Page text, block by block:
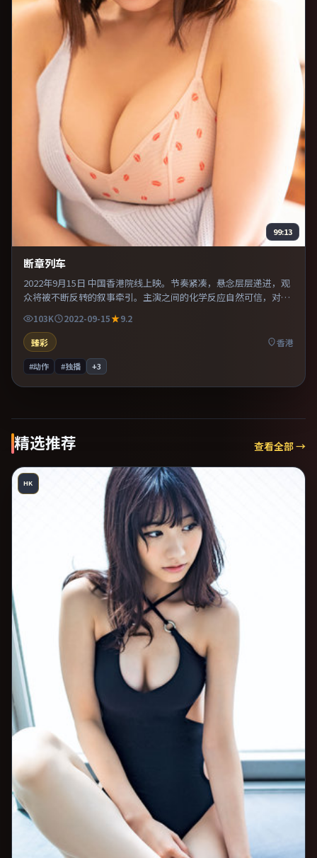
99:13
断章列车
2022年9月15日 中国香港院线上映。节奏紧凑，悬念层层递进，观
众将被不断反转的叙事牵引。主演之间的化学反应自然可信，对手
103K 2022-09-15
9.2
臻彩
香港
#动作 #独播 +3
精选推荐 查看全部 →
HK